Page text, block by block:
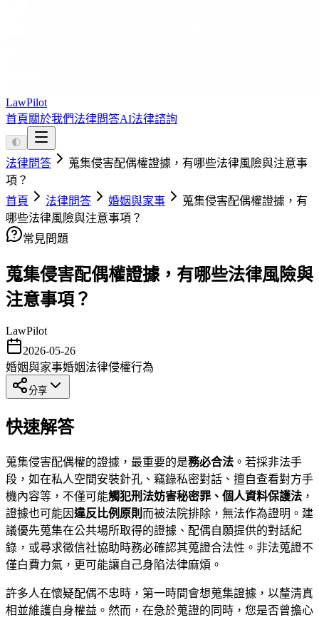
LawPilot
首頁 關於我們法律問答AI法律諮詢
🌓
法律問答
蒐集侵害配偶權證據，有哪些法律風險與注意事
項？
首頁
法律問答 婚姻與家事
蒐集侵害配偶權證據，有
哪些法律風險與注意事項？
常見問題
蒐集侵害配偶權證據，有哪些法律風險與
注意事項？
LawPilot
2026-05-26
婚姻與家事婚姻法律侵權行為
分享
快速解答
蒐集侵害配偶權的證據，最重要的是務必合法 。若採非法手
段，如在私人空間安裝針孔、竊錄私密對話、擅自查看對方手
機內容等，不僅可能觸犯刑法妨害秘密罪、個人資料保護法 ，
證據也可能因違反比例原則 而被法院排除，無法作為證明。建
議優先蒐集在公共場所取得的證據、配偶自願提供的對話紀
錄，或尋求徵信社協助時務必確認其蒐證合法性。非法蒐證不
僅白費力氣，更可能讓自己身陷法律麻煩。
許多人在懷疑配偶不忠時，第一時間會想蒐集證據，以釐清真
相並維護自身權益。然而，在急於蒐證的同時，您是否曾擔心